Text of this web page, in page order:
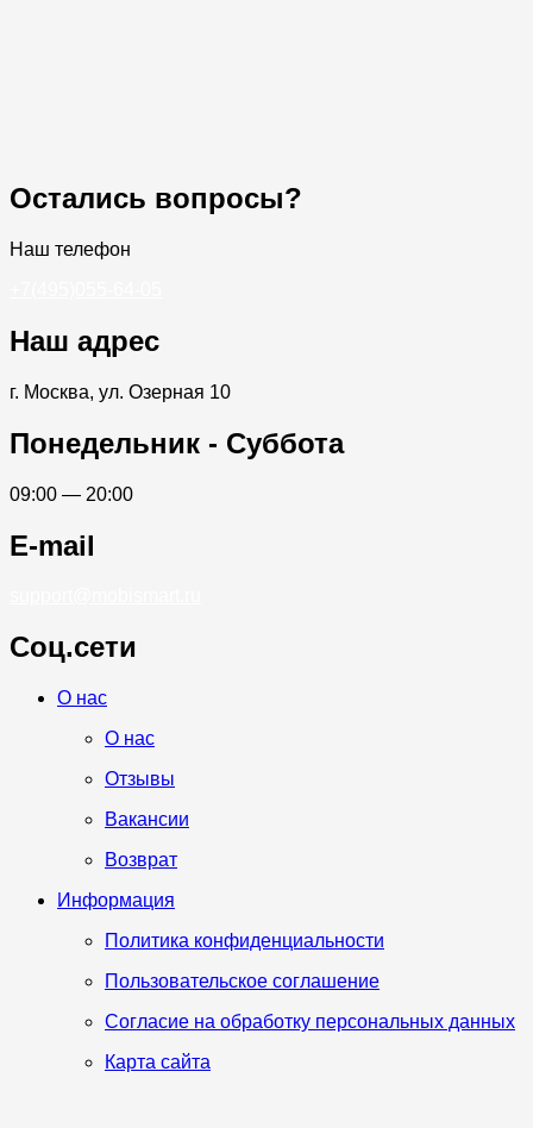
Остались вопросы?
Наш телефон
Наш адрес
г. Москва, ул. Озерная 10
Понедельник - Суббота
09:00 — 20:00
E-mail
Соц.сети
Whatsapp
Telegram
О нас
О нас
Отзывы
Вакансии
Возврат
Информация
Политика конфиденциальности
Пользовательское соглашение
Согласие на обработку персональных данных
Карта сайта